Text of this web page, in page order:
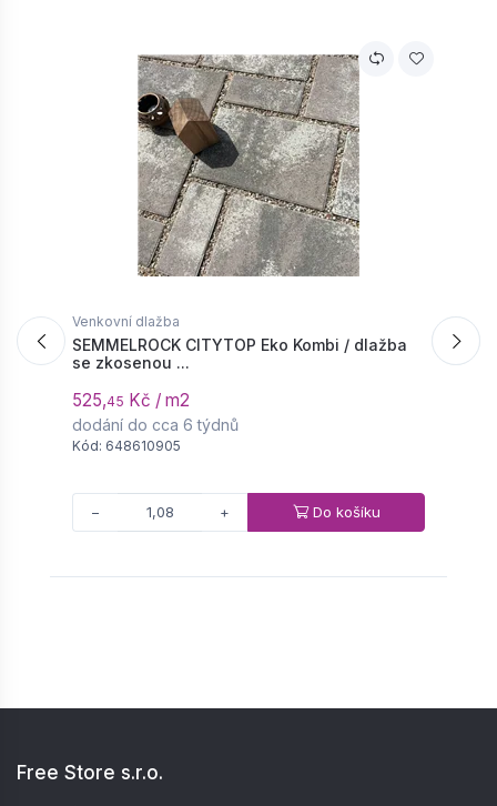
Venkovní dlažba
SEMMELROCK CITYTOP Eko Kombi / dlažba
se zkosenou ...
525,45 Kč / m2
dodání do cca 6 týdnů
Kód: 648610905
− + Do košíku
Free Store s.r.o.